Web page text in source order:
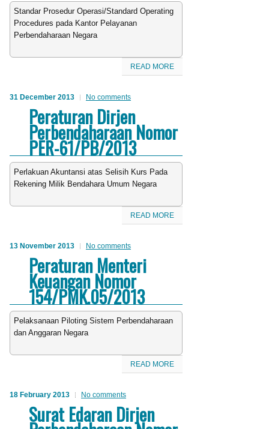
Standar Prosedur Operasi/Standard Operating
Procedures pada Kantor Pelayanan
Perbendaharaan Negara
READ MORE
31 December 2013 No comments
Peraturan Dirjen
Perbendaharaan Nomor
PER-61/PB/2013
Perlakuan Akuntansi atas Selisih Kurs Pada
Rekening Milik Bendahara Umum Negara
READ MORE
13 November 2013 No comments
Peraturan Menteri
Keuangan Nomor
154/PMK.05/2013
Pelaksanaan Piloting Sistem Perbendaharaan
dan Anggaran Negara
READ MORE
18 February 2013 No comments
Surat Edaran Dirjen